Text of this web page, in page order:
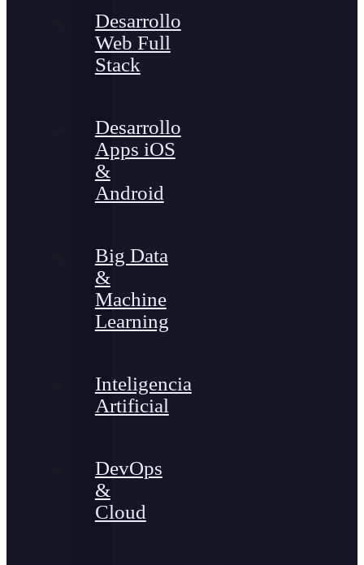
Desarrollo
Web Full
Stack
Desarrollo
Apps iOS
&
Android
Big Data
&
Machine
Learning
Inteligencia
Artificial
DevOps
&
Cloud